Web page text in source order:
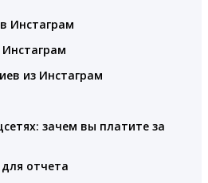
Инстаграм
Инстаграм
из Инстаграм
зачем вы платите за
отчета